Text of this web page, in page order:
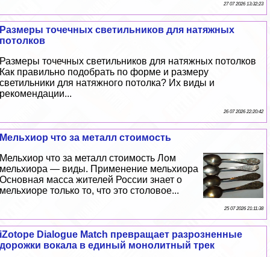
27 07 2026 13:32:23
Размеры точечных светильников для натяжных
потолков
Размеры точечных светильников для натяжных потолков
Как правильно подобрать по форме и размеру
светильники для натяжного потолка? Их виды и
рекомендации...
26 07 2026 22:20:42
Мельхиор что за металл стоимость
Мельхиор что за металл стоимость Лом
мельхиора — виды. Применение мельхиора
Основная масса жителей России знает о
мельхиоре только то, что это столовое...
25 07 2026 21:11:38
iZotope Dialogue Match превращает разрозненные
дорожки вокала в единый монолитный трек